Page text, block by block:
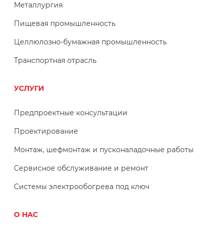
Металлургия
Пищевая промышленность
Целлюлозно-бумажная промышленность
Транспортная отрасль
УСЛУГИ
Предпроектные консультации
Проектирование
Монтаж, шефмонтаж и пусконаладочные работы
Сервисное обслуживание и ремонт
Системы электрообогрева под ключ
О НАС